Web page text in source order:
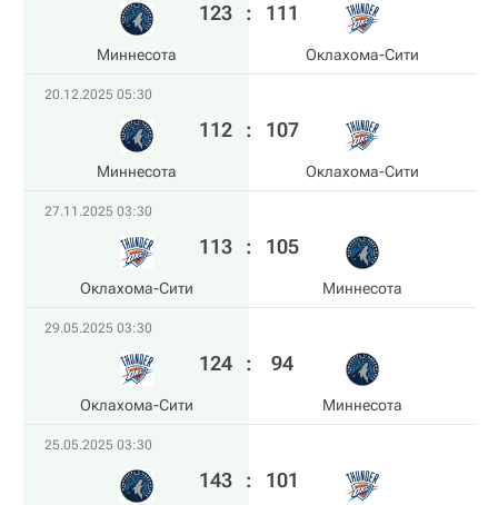
Миннесота
123 : 111
Оклахома-Сити
20.12.2025 05:30
Миннесота
112 : 107
Оклахома-Сити
27.11.2025 03:30
Оклахома-Сити
113 : 105
Миннесота
29.05.2025 03:30
Оклахома-Сити
124 : 94
Миннесота
25.05.2025 03:30
143 : 101